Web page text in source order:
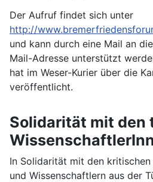
Der Aufruf findet sich unter
http://
und kann durch eine Mail an
Mail-Adresse unterstützt
hat im Weser-Kurier über die
veröffentlicht.
Solidarität mit den
In Solidarität mit den
und Wissenschaftlern aus der